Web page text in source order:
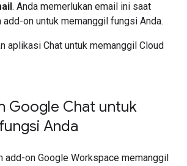
. Anda memerlukan email ini saat
add-on untuk memanggil fungsi Anda.
aplikasi Chat untuk memanggil Cloud
Google Chat untuk
Anda
add-on Google Workspace memanggil